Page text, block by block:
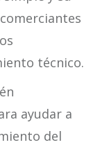
técnico.
ayudar a
del